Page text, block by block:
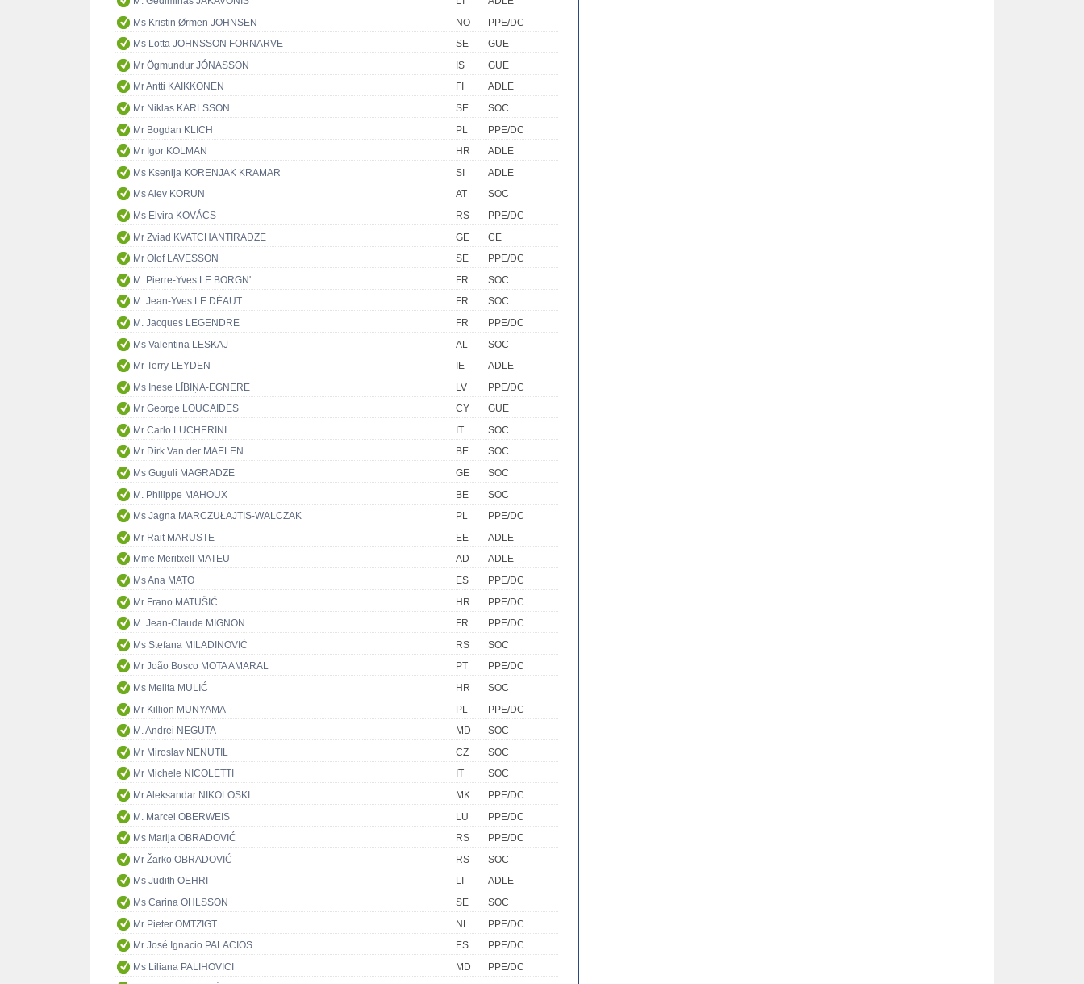
Ms Kristin Ørmen JOHNSEN
NO
PPE/DC
Ms Lotta JOHNSSON FORNARVE
SE
GUE
Mr Ögmundur JÓNASSON
IS
GUE
Mr Antti KAIKKONEN
FI
ADLE
Mr Niklas KARLSSON
SE
SOC
Mr Bogdan KLICH
PL
PPE/DC
Mr Igor KOLMAN
HR
ADLE
Ms Ksenija KORENJAK KRAMAR
SI
ADLE
Ms Alev KORUN
AT
SOC
Ms Elvira KOVÁCS
RS
PPE/DC
Mr Zviad KVATCHANTIRADZE
GE
CE
Mr Olof LAVESSON
SE
PPE/DC
M. Pierre-Yves LE BORGN'
FR
SOC
M. Jean-Yves LE DÉAUT
FR
SOC
M. Jacques LEGENDRE
FR
PPE/DC
Ms Valentina LESKAJ
AL
SOC
Mr Terry LEYDEN
IE
ADLE
Ms Inese LĪBIŅA-EGNERE
LV
PPE/DC
Mr George LOUCAIDES
CY
GUE
Mr Carlo LUCHERINI
IT
SOC
Mr Dirk Van der MAELEN
BE
SOC
Ms Guguli MAGRADZE
GE
SOC
M. Philippe MAHOUX
BE
SOC
Ms Jagna MARCZUŁAJTIS-WALCZAK
PL
PPE/DC
Mr Rait MARUSTE
EE
ADLE
Mme Meritxell MATEU
AD
ADLE
Ms Ana MATO
ES
PPE/DC
Mr Frano MATUŠIĆ
HR
PPE/DC
M. Jean-Claude MIGNON
FR
PPE/DC
Ms Stefana MILADINOVIĆ
RS
SOC
Mr João Bosco MOTA AMARAL
PT
PPE/DC
Ms Melita MULIĆ
HR
SOC
Mr Killion MUNYAMA
PL
PPE/DC
M. Andrei NEGUTA
MD
SOC
Mr Miroslav NENUTIL
CZ
SOC
Mr Michele NICOLETTI
IT
SOC
Mr Aleksandar NIKOLOSKI
MK
PPE/DC
M. Marcel OBERWEIS
LU
PPE/DC
Ms Marija OBRADOVIĆ
RS
PPE/DC
Mr Žarko OBRADOVIĆ
RS
SOC
Ms Judith OEHRI
LI
ADLE
Ms Carina OHLSSON
SE
SOC
Mr Pieter OMTZIGT
NL
PPE/DC
Mr José Ignacio PALACIOS
ES
PPE/DC
Ms Liliana PALIHOVICI
MD
PPE/DC